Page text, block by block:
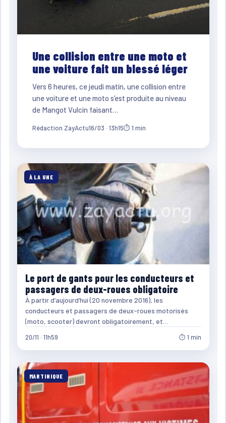
Une collision entre une moto et
une voiture fait un blessé léger
Vers 6 heures, ce jeudi matin, une collision entre
une voiture et une moto s’est produite au niveau
de Mangot Vulcin faisant…
Rédaction ZayActu16/03 · 13h15⏱ 1 min
À LA UNE
Le port de gants pour les conducteurs et
passagers de deux-roues obligatoire
À partir d’aujourd’hui (20 novembre 2016), les
conducteurs et passagers de deux-roues motorisés
(moto, scooter) devront obligatoirement, et…
20/11 · 11h59 ⏱ 1 min
MARTINIQUE